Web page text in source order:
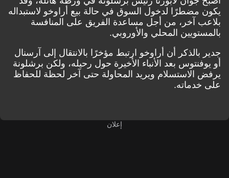
يكون مضطرًا لدخول السوق في حالة بيع أراوخو لاستبداله
بلاعب آخر، من أجل مساعدة الفريق على المنافسة
بالمستويين المحلي والأوروبي.
جدير بالذكر أن أراوخو ارتبط مؤخرًا بالانتقال إلى آرسنال
أو يوفنتوس بعد الأنباء الأخيرة حول رحيله، ولكن برشلونة
يرفض الاستسلام ويريد المحاولة حتى آخر لحظة للحفاظ
على خدماته.
إعلان